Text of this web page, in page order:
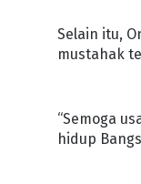
Selain itu,
mustahak
“Semoga
hidup